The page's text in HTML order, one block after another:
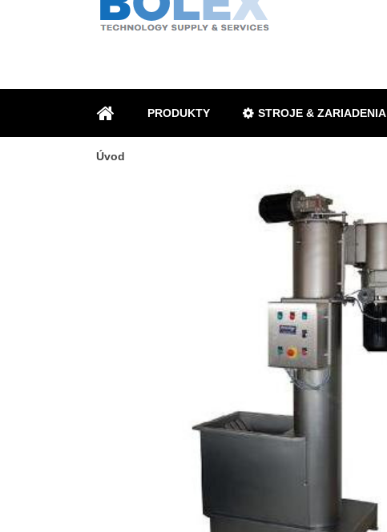
ÚVOD
PRODUKTY STROJE & ZARIADENIA
Úvod